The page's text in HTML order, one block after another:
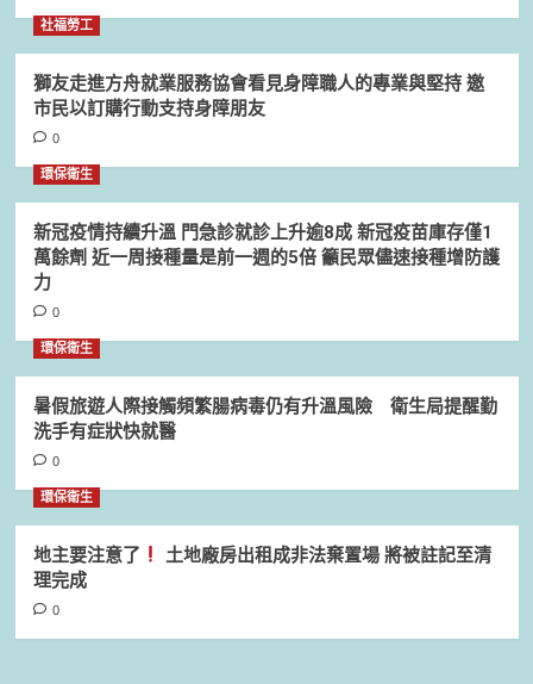
社福勞工
獅友走進方舟就業服務協會看見身障職人的專業與堅持 邀
市民以訂購行動支持身障朋友
0
環保衛生
新冠疫情持續升溫 門急診就診上升逾8成 新冠疫苗庫存僅1
萬餘劑 近一周接種量是前一週的5倍 籲民眾儘速接種增防護
力
0
環保衛生
暑假旅遊人際接觸頻繁腸病毒仍有升溫風險 衛生局提醒勤
洗手有症狀快就醫
0
環保衛生
地主要注意了
土地廠房出租成非法棄置場 將被註記至清
理完成
0